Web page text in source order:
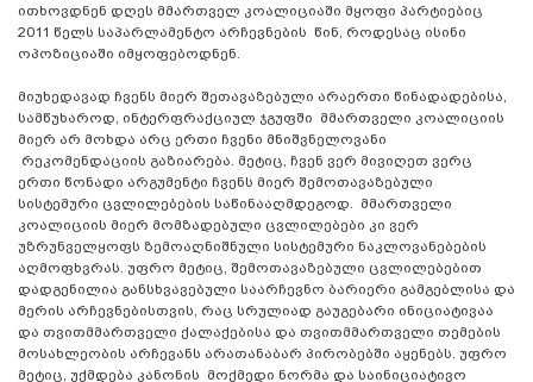
ითხოვდნენ დღეს მმართველ კოალიციაში მყოფი პარტიებიც
2011 წელს საპარლამენტო არჩევნების წინ, როდესაც ისინი
ოპოზიციაში იმყოფებოდნენ.
მიუხედავად ჩვენს მიერ შეთავაზებული არაერთი წინადადებისა,
სამწუხაროდ, ინტერფრაქციულ ჯგუფში მმართველი კოალიციის
მიერ არ მოხდა არც ერთი ჩვენი მნიშვნელოვანი
რეკომენდაციის გაზიარება. მეტიც, ჩვენ ვერ მივიღეთ ვერც
ერთი წონადი არგუმენტი ჩვენს მიერ შემოთავაზებული
სისტემური ცვლილებების საწინააღმდეგოდ. მმართველი
კოალიციის მიერ მომზადებული ცვლილებები კი ვერ
უზრუნველყოფს ზემოაღნიშნული სისტემური ნაკლოვანებების
აღმოფხვრას. უფრო მეტიც, შემოთავაზებული ცვლილებებით
დადგენილია განსხვავებული საარჩევნო ბარიერი გამგებლისა და
მერის არჩევნებისთვის, რაც სრულიად გაუგებარი ინიციატივაა
და თვითმმართველი ქალაქებისა და თვითმმართველი თემების
მოსახლეობის არჩევანს არათანაბარ პირობებში აყენებს. უფრო
მეტიც, უქმდება კანონის მოქმედი ნორმა და საინიციატივო